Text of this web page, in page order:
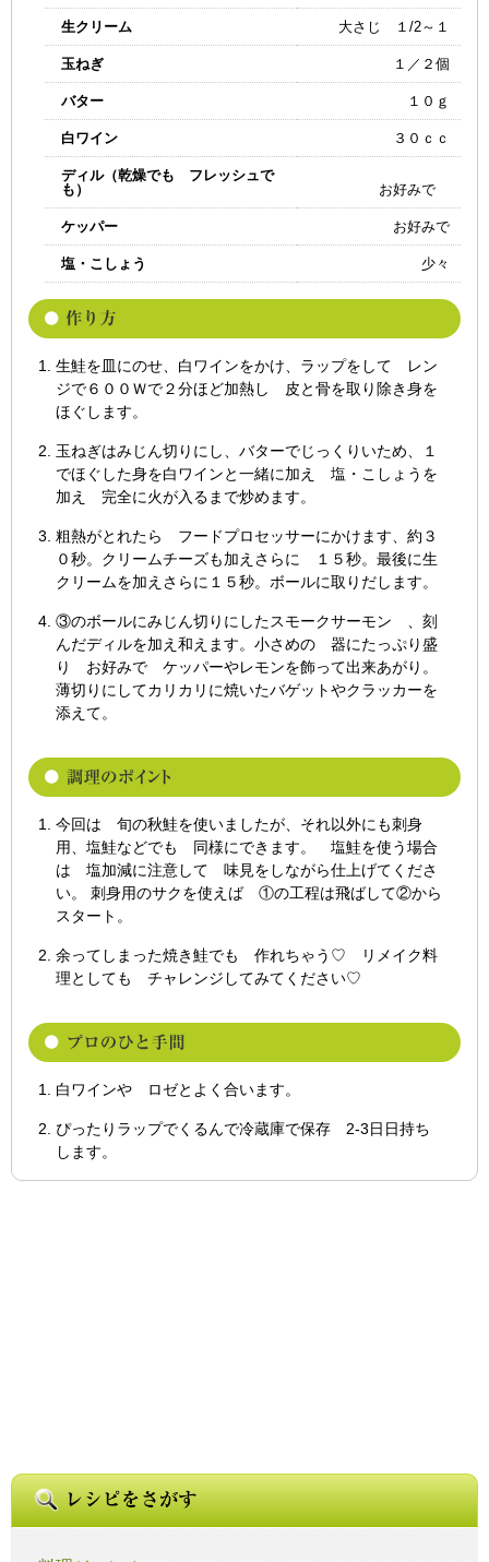
生クリーム 大さじ １/2～１
玉ねぎ １／２個
バター １０ｇ
白ワイン ３０ｃｃ
ディル（乾燥でも フレッシュで
も）
お好みで
ケッパー お好みで
塩・こしょう 少々
生鮭を皿にのせ、白ワインをかけ、ラップをして レン
ジで６００Ｗで２分ほど加熱し 皮と骨を取り除き身を
ほぐします。
玉ねぎはみじん切りにし、バターでじっくりいため、１
でほぐした身を白ワインと一緒に加え 塩・こしょうを
加え 完全に火が入るまで炒めます。
粗熱がとれたら フードプロセッサーにかけます、約３
０秒。クリームチーズも加えさらに １５秒。最後に生
クリームを加えさらに１５秒。ボールに取りだします。
③のボールにみじん切りにしたスモークサーモン 、刻
んだディルを加え和えます。小さめの 器にたっぷり盛
り お好みで ケッパーやレモンを飾って出来あがり。
薄切りにしてカリカリに焼いたバゲットやクラッカーを
添えて。
今回は 旬の秋鮭を使いましたが、それ以外にも刺身
用、塩鮭などでも 同様にできます。 塩鮭を使う場合
は 塩加減に注意して 味見をしながら仕上げてくださ
い。 刺身用のサクを使えば ①の工程は飛ばして②から
スタート。
余ってしまった焼き鮭でも 作れちゃう♡ リメイク料
理としても チャレンジしてみてください♡
白ワインや ロゼとよく合います。
ぴったりラップでくるんで冷蔵庫で保存 2-3日日持ち
します。